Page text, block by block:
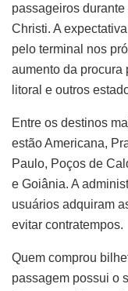
passageiros
Christi. A
pelo terminal nos
aumento da procura
litoral e outros
Entre os destinos
estão Americana,
Paulo, Poços de
e Goiânia. A
usuários adquiram
evitar contratempos.
Quem comprou
passagem possui o